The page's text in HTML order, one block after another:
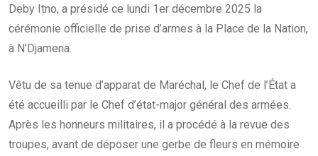
Deby Itno, a présidé ce lundi 1er décembre 2025 la
cérémonie officielle de prise d’armes à la Place de la Nation,
à N’Djamena.
Vêtu de sa tenue d’apparat de Maréchal, le Chef de l’État a
été accueilli par le Chef d’état-major général des armées.
Après les honneurs militaires, il a procédé à la revue des
troupes, avant de déposer une gerbe de fleurs en mémoire